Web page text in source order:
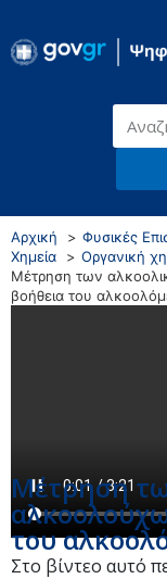
Αρχική
Φυσικές
Χημεία
Οργανική
Μέτρηση των
βοήθεια του
Μέτρηση
του
Στο βίντεο αυτό